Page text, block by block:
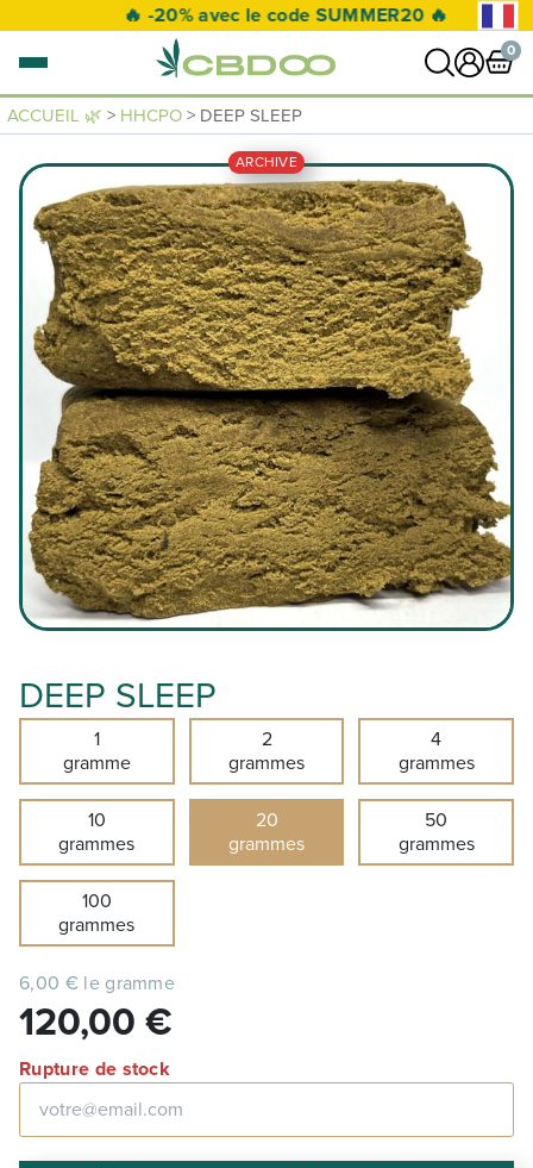
🔥 -20% avec le code SUMMER20 🔥
0
0 article VOIR PANIER
Votre panier est vide.
ACCUEIL 🌿 > HHCPO > DEEP SLEEP
ARCHIVE
DEEP SLEEP
1
gramme
2
grammes
4
grammes
10
grammes
20
grammes
50
grammes
100
grammes
6,00 € le gramme
120,00 €
Rupture de stock